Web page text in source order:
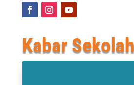
Kabar Sekolah